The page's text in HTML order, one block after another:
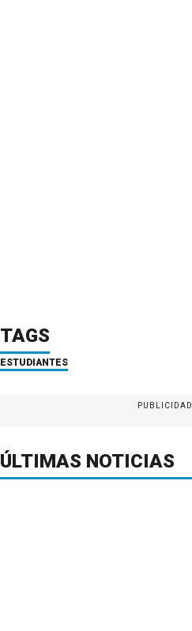
TAGS
ESTUDIANTES
PUBLICIDAD
ÚLTIMAS NOTICIAS